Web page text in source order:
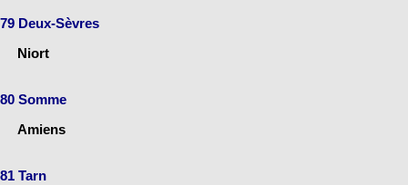
79 Deux-Sèvres
Niort
80 Somme
Amiens
81 Tarn